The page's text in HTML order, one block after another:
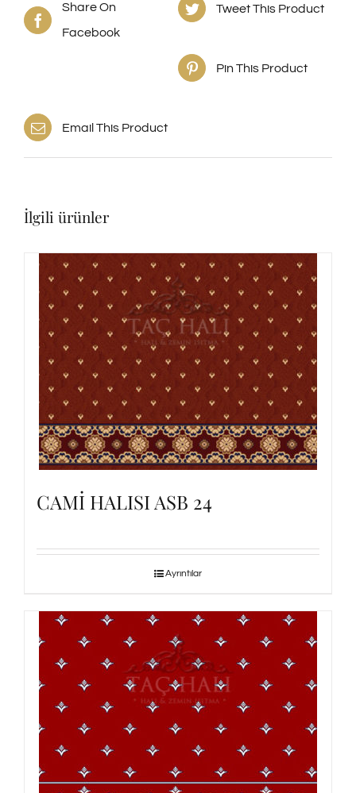
Share On
Facebook
Tweet This Product
Pin This Product
Email This Product
İlgili ürünler
CAMİ HALISI ASB 24
Ayrıntılar